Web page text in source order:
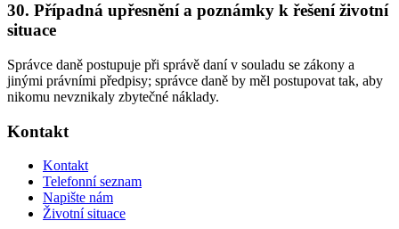
30. Případná upřesnění a poznámky k řešení životní
situace
Správce daně postupuje při správě daní v souladu se zákony a
jinými právními předpisy; správce daně by měl postupovat tak, aby
nikomu nevznikaly zbytečné náklady.
Kontakt
Kontakt
Telefonní seznam
Napište nám
Životní situace